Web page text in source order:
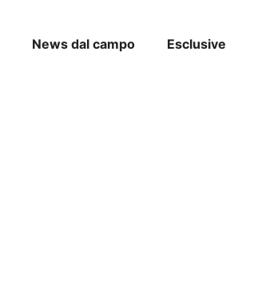
News dal campo Esclusive